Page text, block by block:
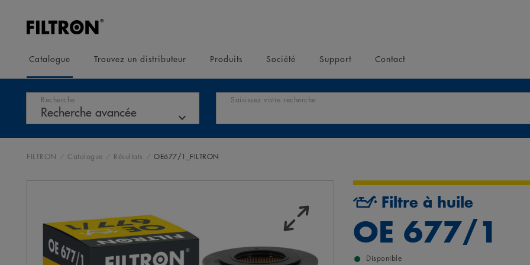
Catalogue Trouvez un distributeur Produits Société Support Contact
Recherche Saisissez votre recherche
FILTRON Catalogue Résultats OE677/1_FILTRON
Filtre à huile
OE 677/1
Disponible